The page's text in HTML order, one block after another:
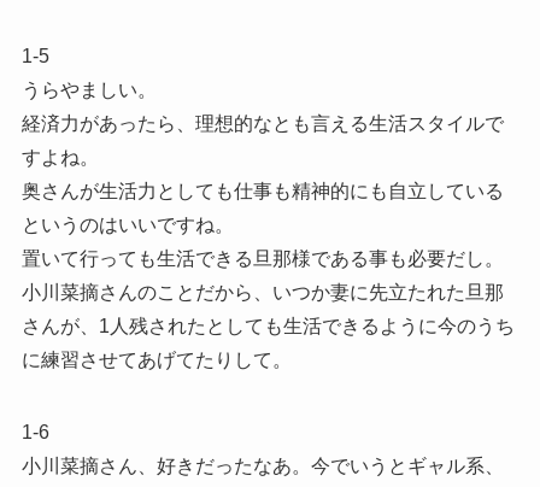
1-5
うらやましい。
経済力があったら、理想的なとも言える生活スタイルで
すよね。
奥さんが生活力としても仕事も精神的にも自立している
というのはいいですね。
置いて行っても生活できる旦那様である事も必要だし。
小川菜摘さんのことだから、いつか妻に先立たれた旦那
さんが、1人残されたとしても生活できるように今のうち
に練習させてあげてたりして。
1-6
小川菜摘さん、好きだったなあ。今でいうとギャル系、